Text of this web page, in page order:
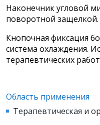
Наконечник угловой
поворотной защелкой.
Кнопочная фиксация
система охлаждения.
терапевтических
Область применения
Терапевтическая и